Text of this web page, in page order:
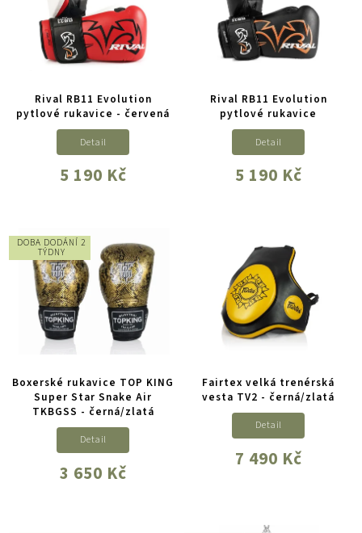
Rival RB11 Evolution
pytlové rukavice - červená
5 190 Kč
Detail
Rival RB11 Evolution
pytlové rukavice
5 190 Kč
Detail
DOBA DODÁNÍ 2
TÝDNY
Boxerské rukavice TOP KING
Super Star Snake Air
TKBGSS - černá/zlatá
3 650 Kč
Detail
Fairtex velká trenérská
vesta TV2 - černá/zlatá
7 490 Kč
Detail